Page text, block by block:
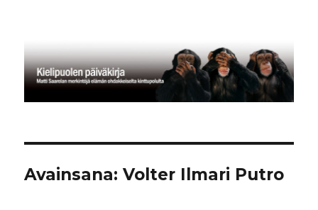
Avainsana:Volter Ilmari Putro